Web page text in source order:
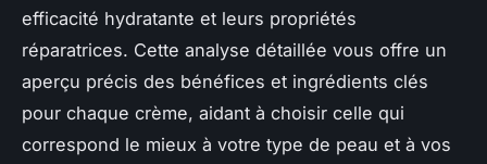
efficacité hydratante et leurs propriétés
réparatrices. Cette analyse détaillée vous offre un
aperçu précis des bénéfices et ingrédients clés
pour chaque crème, aidant à choisir celle qui
correspond le mieux à votre type de peau et à vos